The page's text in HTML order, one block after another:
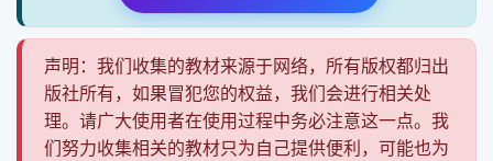
声明：我们收集的教材来源于网络，所有版权都归出
版社所有，如果冒犯您的权益，我们会进行相关处
理。请广大使用者在使用过程中务必注意这一点。我
们努力收集相关的教材只为自己提供便利，可能也为